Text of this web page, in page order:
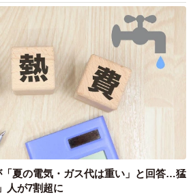
夏の電気・ガス代は重い」と回答…猛
人が7割超に